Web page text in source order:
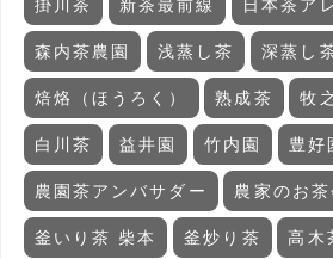
森内茶農園 浅蒸し茶 深蒸し
焙烙（ほうろく） 熟成茶 牧
白川茶 益井園 竹内園 豊好
農園茶アンバサダー 農家のお茶
釜いり茶 柴本 釜炒り茶 高木